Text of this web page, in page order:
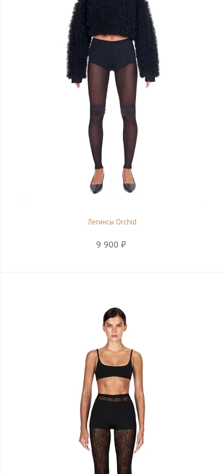
Легинсы Orchid
9 900 ₽